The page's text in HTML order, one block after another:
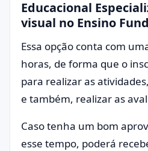
Educacional
visual no Ensino
Essa opção conta com
horas, de forma que o
para realizar as
e também, realizar as
Caso tenha um bom
esse tempo, poderá